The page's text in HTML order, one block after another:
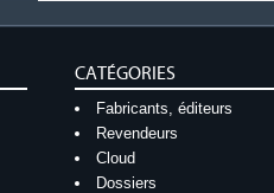
CATÉGORIES
Fabricants, éditeurs
Revendeurs
Cloud
Dossiers